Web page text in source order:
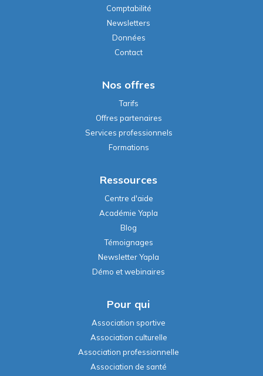
Comptabilité
Newsletters
Données
Contact
Nos offres
Tarifs
Offres partenaires
Services professionnels
Formations
Ressources
Centre d'aide
Académie Yapla
Blog
Témoignages
Newsletter Yapla
Démo et webinaires
Pour qui
Association sportive
Association culturelle
Association professionnelle
Association de santé